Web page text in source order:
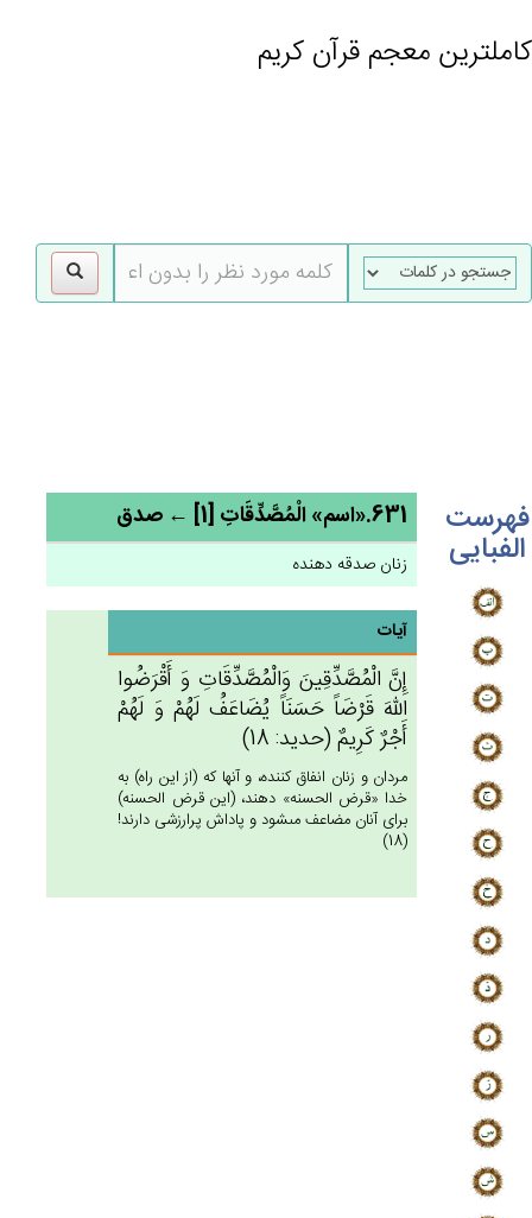
کاملترین معجم قرآن کریم
فهرست
الفبایی
631.«اسم» الْمُصَّدِّقَات‌ِ [1] ← صدق
زنان صدقه دهنده
آیات
إِن‌َّ الْمُصَّدِّقِين‌َ وَالْمُصَّدِّقَات‌ِ وَ أَقْرَضُوا
الله‌َ قَرْضَاً حَسَنَاً يُضَاعَف‌ُ لَهُم‌ْ وَ لَهُم‌ْ
أَجْرٌ كَرِيم‌ٌ (حديد: 18)
مردان و زنان انفاق كننده، و آنها كه (از اين راه) به
خدا «قرض الحسنه» دهند، (اين قرض الحسنه)
براى آنان مضاعف مى‏شود و پاداش پرارزشى دارند!
(18)